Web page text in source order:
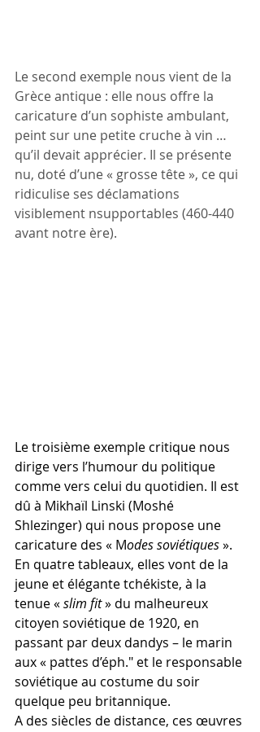
Le second exemple nous vient de la
Grèce antique : elle nous offre la
caricature d’un sophiste ambulant,
peint sur une petite cruche à vin …
qu’il devait apprécier. Il se présente
nu, doté d’une « grosse tête », ce qui
ridiculise ses déclamations
visiblement nsupportables (460-440
avant notre ère).
Le troisième exemple critique nous
dirige vers l’humour du politique
comme vers celui du quotidien. Il est
dû à Mikhaïl Linski (Moshé
Shlezinger) qui nous propose une
caricature des « Modes soviétiques ».
En quatre tableaux, elles vont de la
jeune et élégante tchékiste, à la
tenue « slim fit » du malheureux
citoyen soviétique de 1920, en
passant par deux dandys – le marin
aux « pattes d’éph." et le responsable
soviétique au costume du soir
quelque peu britannique.
A des siècles de distance, ces œuvres